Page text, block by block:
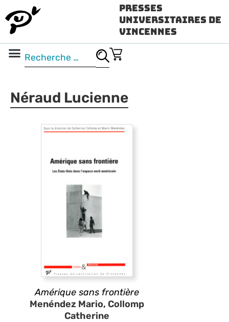
Presses
Universitaires de
Vincennes
Néraud Lucienne
Amérique sans frontière
Menéndez Mario, Collomp
Catherine